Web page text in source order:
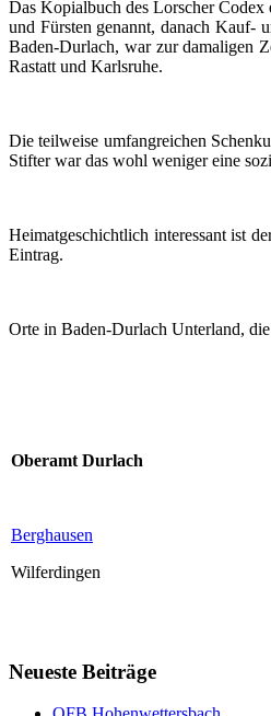
DasKopialbuch des Lorscher
und Fürsten genannt, danach Kauf-
Baden-Durlach, war zur damaligen
Rastatt und Karlsruhe.
Die teilweise umfangreichen
Stifter war das wohl weniger eine
Heimatgeschichtlich interessant ist
Eintrag.
Orte in Baden-Durlach Unterland,
Oberamt Durlach
Berghausen
Wilferdingen
Neueste Beiträge